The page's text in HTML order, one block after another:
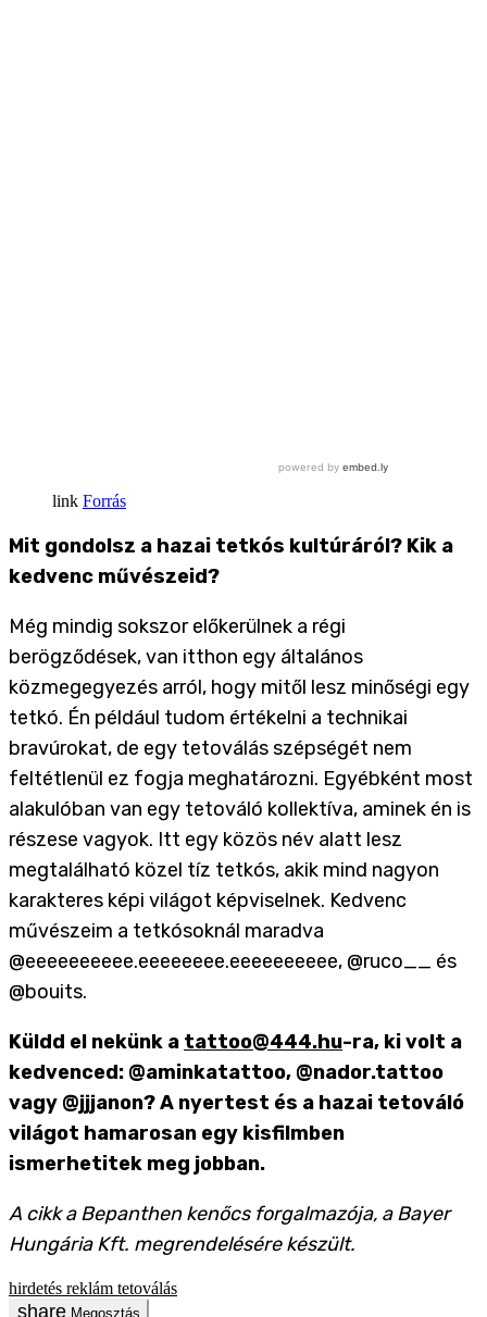
Forrás
Mit gondolsz a hazai tetkós kultúráról? Kik a
kedvenc művészeid?
Még mindig sokszor előkerülnek a régi
berögződések, van itthon egy általános
közmegegyezés arról, hogy mitől lesz minőségi egy
tetkó. Én például tudom értékelni a technikai
bravúrokat, de egy tetoválás szépségét nem
feltétlenül ez fogja meghatározni. Egyébként most
alakulóban van egy tetováló kollektíva, aminek én is
részese vagyok. Itt egy közös név alatt lesz
megtalálható közel tíz tetkós, akik mind nagyon
karakteres képi világot képviselnek. Kedvenc
művészeim a tetkósoknál maradva
@eeeeeeeeee.eeeeeeee.eeeeeeeeee, @ruco__ és
@bouits.
Küldd el nekünk a tattoo@444.hu-ra, ki volt a
kedvenced: @aminkatattoo, @nador.tattoo
vagy @jjjanon? A nyertest és a hazai tetováló
világot hamarosan egy kisfilmben
ismerhetitek meg jobban.
A cikk a Bepanthen kenőcs forgalmazója, a Bayer
Hungária Kft. megrendelésére készült.
hirdetés reklám tetoválás
Megosztás